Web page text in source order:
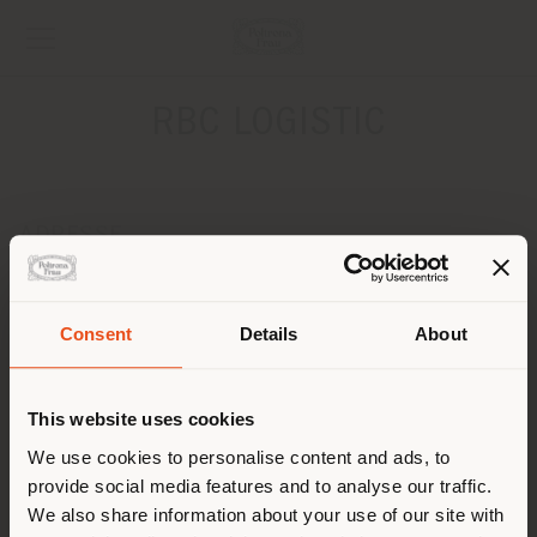
Consent Details About
This website uses cookies
We use cookies to personalise content and ads, to
provide social media features and to analyse our traffic.
We also share information about your use of our site with
ADRESSE
POLE ACTIF-1,AV. DE LA FONTANISSE
Anweisungen bekommen
Sie browsen in einem anderen
Land als Ihrem Standort. Wir
empfehlen Ihnen, sich richtig